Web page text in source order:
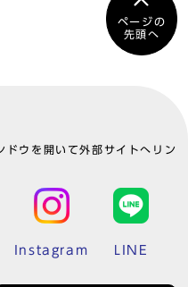
ページの
先頭へ
ドウを開いて外部サイトへリン
Instagram LINE